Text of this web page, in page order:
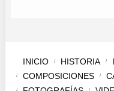
INICIO HISTORIA
COMPOSICIONES